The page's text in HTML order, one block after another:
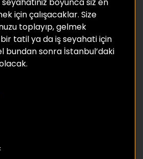
için çalışacaklar. Size
toplayıp, gelmek
tatil ya da iş seyahati için
bundan sonra İstanbul’daki